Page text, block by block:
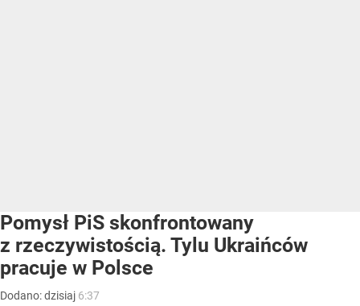
Pomysł PiS skonfrontowany
z rzeczywistością. Tylu Ukraińców
pracuje w Polsce
Dodano:dzisiaj 6:37